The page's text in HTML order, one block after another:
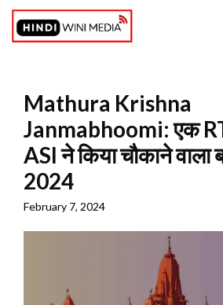
Skip
content
Mathura Krishna
Janmabhoomi: एक
ASI ने किया चौकाने वाला
2024
February 7, 2024